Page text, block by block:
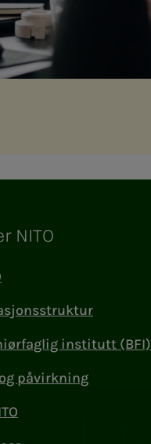
NITO
institutt (BFI)
påvirkning